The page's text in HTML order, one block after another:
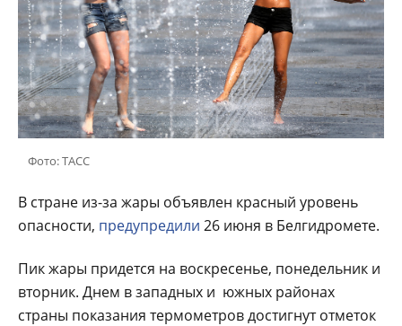
Фото: ТАСС
В стране из-за жары объявлен красный уровень
опасности, предупредили 26 июня в Белгидромете.
Пик жары придется на воскресенье, понедельник и
вторник. Днем в западных и южных районах
страны показания термометров достигнут отметок